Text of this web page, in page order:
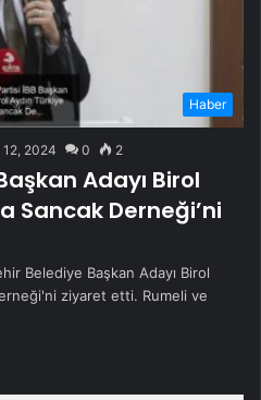
Haber
12, 2024 0 2
Adayı Birol
Sancak Derneği’ni
Belediye Başkan Adayı Birol
ziyaret etti. Rumeli ve